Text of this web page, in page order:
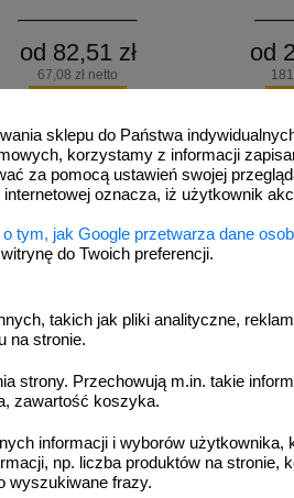
sklepu do Państwa
korzystamy z informacji
za pomocą ustawień swojej
oznacza, iż użytkownik
tym, jak Google przetwarza dane
do Twoich preferencji.
takich jak pliki analityczne,
na stronie.
strony. Przechowują m.in. takie
zawartość koszyka.
informacji i wyborów użytkownika,
np. liczba produktów na stronie,
wyszukiwane frazy.
od 82,51 zł
67,08 zł netto
od
ADR
Sorbent